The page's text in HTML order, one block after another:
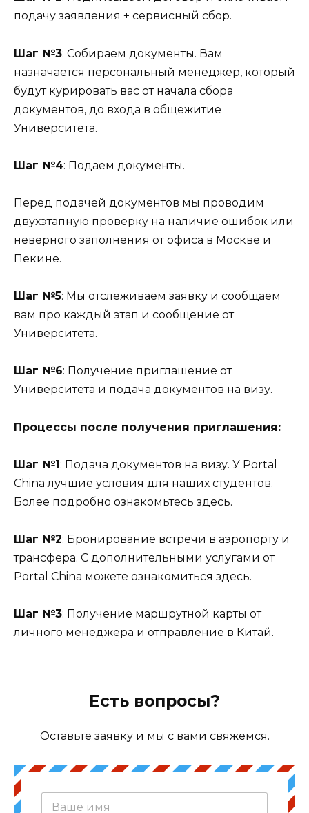
подачу заявления + сервисный сбор.
Шаг №3: Собираем документы. Вам
назначается персональный менеджер, который
будут курировать вас от начала сбора
документов, до входа в общежитие
Университета.
Шаг №4: Подаем документы.
Перед подачей документов мы проводим
двухэтапную проверку на наличие ошибок или
неверного заполнения от офиса в Москве и
Пекине.
Шаг №5: Мы отслеживаем заявку и сообщаем
вам про каждый этап и сообщение от
Университета.
Шаг №6: Получение приглашение от
Университета и подача документов на визу.
Процессы после получения приглашения:
Шаг №1: Подача документов на визу. У Portal
China лучшие условия для наших студентов.
Более подробно ознакомьтесь здесь.
Шаг №2: Бронирование встречи в аэропорту и
трансфера. С дополнительными услугами от
Portal China можете ознакомиться здесь.
Шаг №3: Получение маршрутной карты от
личного менеджера и отправление в Китай.
Есть вопросы?
Оставьте заявку и мы с вами свяжемся.
В